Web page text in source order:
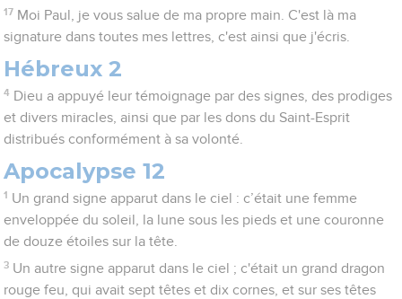
17 Moi Paul, je vous salue de ma propre main. C'est là ma
signature dans toutes mes lettres, c'est ainsi que j'écris.
Hébreux 2
4 Dieu a appuyé leur témoignage par des signes, des prodiges
et divers miracles, ainsi que par les dons du Saint-Esprit
distribués conformément à sa volonté.
Apocalypse 12
1 Un grand signe apparut dans le ciel : c’était une femme
enveloppée du soleil, la lune sous les pieds et une couronne
de douze étoiles sur la tête.
3 Un autre signe apparut dans le ciel ; c'était un grand dragon
rouge feu, qui avait sept têtes et dix cornes, et sur ses têtes